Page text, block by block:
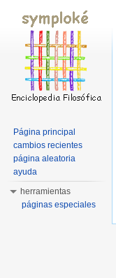
Página principal
cambios recientes
página aleatoria
ayuda
herramientas
páginas especiales